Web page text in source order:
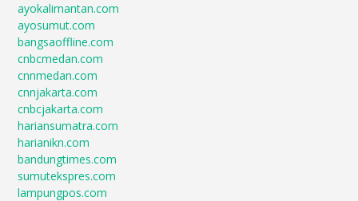
ayokalimantan.com
ayosumut.com
bangsaoffline.com
cnbcmedan.com
cnnmedan.com
cnnjakarta.com
cnbcjakarta.com
hariansumatra.com
harianikn.com
bandungtimes.com
sumutekspres.com
lampungpos.com